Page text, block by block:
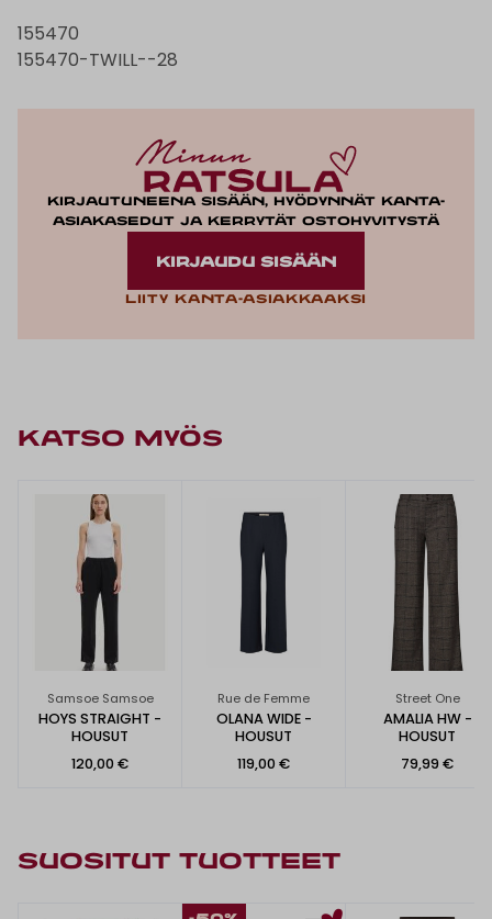
155470
155470-TWILL--28
Kirjautuneena sisään, hyödynnät kanta-
asiakasedut ja kerrytät ostohyvitystä
KIRJAUDU SISÄÄN
Liity kanta-asiakkaaksi
KATSO MYÖS
Samsoe Samsoe
HOYS STRAIGHT -
HOUSUT
120,00 €
Rue de Femme
OLANA WIDE -
HOUSUT
119,00 €
Street One
AMALIA HW -
HOUSUT
79,99 €
SUOSITUT TUOTTEET